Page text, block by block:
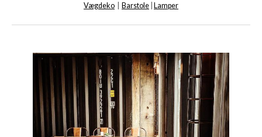
Vægdeko
Barstole Lamper